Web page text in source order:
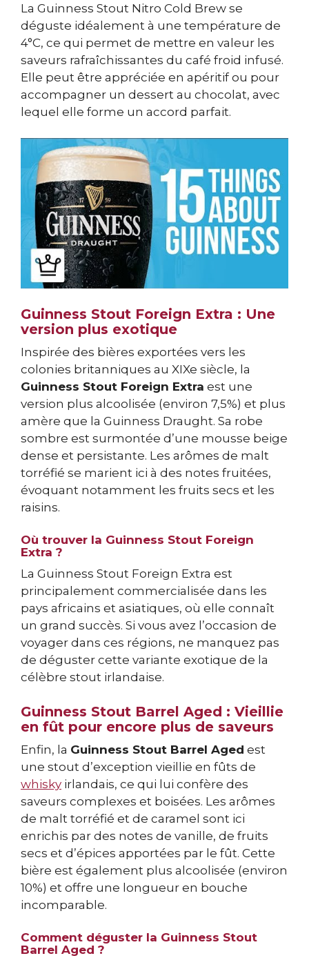
La Guinness Stout Nitro Cold Brew se
déguste idéalement à une température de
4°C, ce qui permet de mettre en valeur les
saveurs rafraîchissantes du café froid infusé.
Elle peut être appréciée en apéritif ou pour
accompagner un dessert au chocolat, avec
lequel elle forme un accord parfait.
Guinness Stout Foreign Extra : Une
version plus exotique
Inspirée des bières exportées vers les
colonies britanniques au XIXe siècle, la
Guinness Stout Foreign Extra est une
version plus alcoolisée (environ 7,5%) et plus
amère que la Guinness Draught. Sa robe
sombre est surmontée d’une mousse beige
dense et persistante. Les arômes de malt
torréfié se marient ici à des notes fruitées,
évoquant notamment les fruits secs et les
raisins.
Où trouver la Guinness Stout Foreign
Extra ?
La Guinness Stout Foreign Extra est
principalement commercialisée dans les
pays africains et asiatiques, où elle connaît
un grand succès. Si vous avez l’occasion de
voyager dans ces régions, ne manquez pas
de déguster cette variante exotique de la
célèbre stout irlandaise.
Guinness Stout Barrel Aged : Vieillie
en fût pour encore plus de saveurs
Enfin, la Guinness Stout Barrel Aged est
une stout d’exception vieillie en fûts de
whisky irlandais, ce qui lui confère des
saveurs complexes et boisées. Les arômes
de malt torréfié et de caramel sont ici
enrichis par des notes de vanille, de fruits
secs et d’épices apportées par le fût. Cette
bière est également plus alcoolisée (environ
10%) et offre une longueur en bouche
incomparable.
Comment déguster la Guinness Stout
Barrel Aged ?